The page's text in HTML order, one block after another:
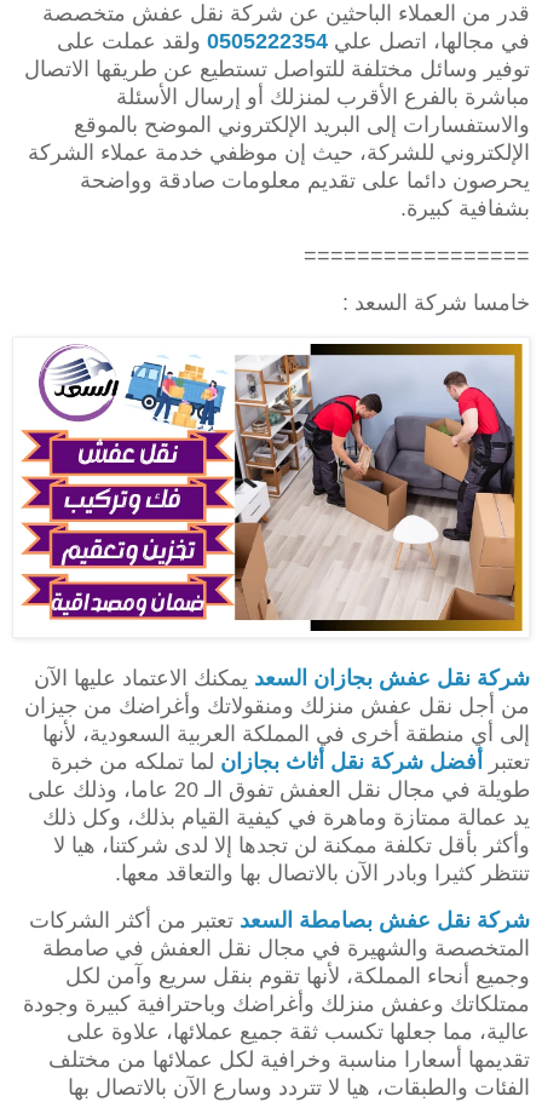
قدر من العملاء الباحثين عن شركة نقل عفش متخصصة
في مجالها، اتصل علي 0505222354 ولقد عملت على
توفير وسائل مختلفة للتواصل تستطيع عن طريقها الاتصال
مباشرة بالفرع الأقرب لمنزلك أو إرسال الأسئلة
والاستفسارات إلى البريد الإلكتروني الموضح بالموقع
الإلكتروني للشركة، حيث إن موظفي خدمة عملاء الشركة
يحرصون دائما على تقديم معلومات صادقة وواضحة
بشفافية كبيرة.
=================
خامسا شركة السعد :
شركة نقل عفش بجازان السعد يمكنك الاعتماد عليها الآن
من أجل نقل عفش منزلك ومنقولاتك وأغراضك من جيزان
إلى أي منطقة أخرى في المملكة العربية السعودية، لأنها
تعتبر
أفضل شركة نقل أثاث بجازان لما تملكه من خبرة
طويلة في مجال نقل العفش تفوق الـ 20 عاما، وذلك على
يد عمالة ممتازة وماهرة في كيفية القيام بذلك، وكل ذلك
وأكثر بأقل تكلفة ممكنة لن تجدها إلا لدى شركتنا، هيا لا
تنتظر كثيرا وبادر الآن بالاتصال بها والتعاقد معها.
شركة نقل عفش بصامطة السعد تعتبر من أكثر الشركات
المتخصصة والشهيرة في مجال نقل العفش في صامطة
وجميع أنحاء المملكة، لأنها تقوم بنقل سريع وآمن لكل
ممتلكاتك وعفش منزلك وأغراضك وباحترافية كبيرة وجودة
عالية، مما جعلها تكسب ثقة جميع عملائها، علاوة على
تقديمها أسعارا مناسبة وخرافية لكل عملائها من مختلف
الفئات والطبقات، هيا لا تتردد وسارع الآن بالاتصال بها